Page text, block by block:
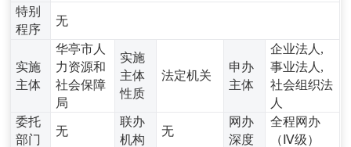
特别
程序
无
实施
主体
华亭市人
力资源和
社会保障
局
实施
主体
性质
法定机关
申办
主体
企业法人,
事业法人,
社会组织法
人
委托
部门
无
联办
机构
无
网办
深度
全程网办
（Ⅳ级）